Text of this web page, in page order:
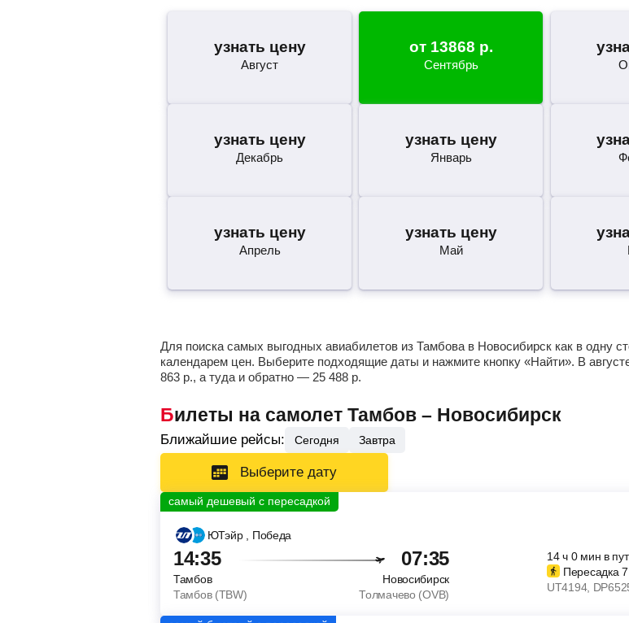
узнать цену
Август
от 13868 р.
Сентябрь
узнать цену
Декабрь
узнать цену
Январь
узнать цену
Апрель
узнать цену
Май
Для поиска самых выгодных авиабилетов из Тамбова в Новосибирск как в одну
календарем цен. Выберите подходящие даты и нажмите кнопку «Найти». В
863 р., а туда и обратно — 25 488 р.
Билеты на самолет Тамбов – Новосибирск
Ближайшие рейсы: Сегодня Завтра
Выберите дату
ЮТэйр , Победа
14:35 07:35
Тамбов
Новосибирск
Тамбов (TBW)
Толмачево (OVB)
14ч0 мин в
Пересадка 7
UT4194,